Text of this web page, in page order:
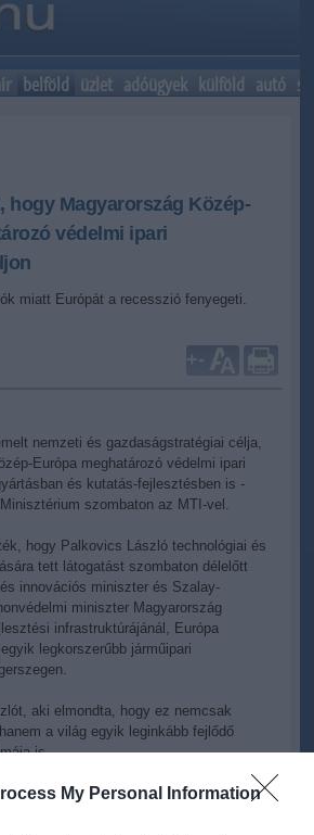
My Personal Information
belföld üzlet adóügyek külföld autó
hogy Magyarország Közép-
védelmi ipari
miatt Európát a recesszió fenyegeti.
+-
nemzeti és gazdaságstratégiai célja,
Európa meghatározó védelmi ipari
és kutatás-fejlesztésben is -
szombaton az MTI-vel.
hogy Palkovics László technológiai és
tett látogatást szombaton délelőtt
innovációs miniszter és Szalay-
miniszter Magyarország
infrastruktúrájánál, Európa
legkorszerűbb járműipari
aki elmondta, hogy ez nemcsak
a világ egyik leginkább fejlődő
is.
az volt, hogy a tesztpályával a magyar